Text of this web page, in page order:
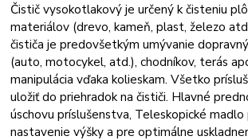
Čistič vysokotlakový je určený k čisteniu
materiálov (drevo, kameň, plast, železo
čističa je predovšetkým umývanie
(auto, motocykel, atd.), chodníkov, terás
manipulácia vďaka kolieskam. Všetko
uložiť do priehradok na čističi. Hlavné
úschovu príslušenstva, Teleskopické
nastavenie výšky a pre optimálne